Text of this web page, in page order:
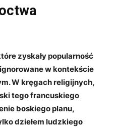
zyskały ‍popularność
w kontekście
W kręgach religijnych,
tego francuskiego
boskiego planu,
dziełem ludzkiego